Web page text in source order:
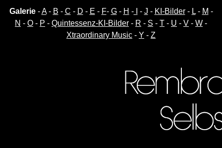
Galerie-A- B - C - D - E - F- G- H -I - J - KI-Bilder- L- M -
N - O - P - Quintessenz-KI-Bilder - R - S - T - U - V - W -
Xtraordinary Music - Y - Z